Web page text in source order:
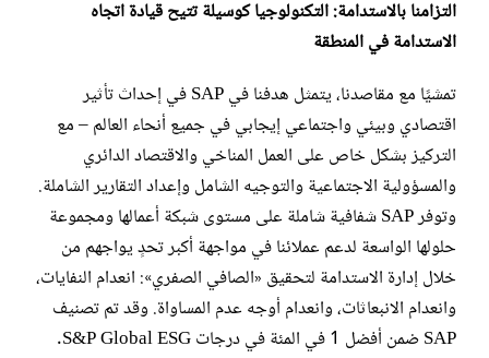
التزامنا بالاستدامة: التكنولوجيا كوسيلة تتيح قيادة اتجاه
الاستدامة في المنطقة
تمشيًا مع مقاصدنا، يتمثل هدفنا في SAP في إحداث تأثير
اقتصادي وبيئي واجتماعي إيجابي في جميع أنحاء العالم – مع
التركيز بشكل خاص على العمل المناخي والاقتصاد الدائري
والمسؤولية الاجتماعية والتوجيه الشامل وإعداد التقارير الشاملة.
وتوفر SAP شفافية شاملة على مستوى شبكة أعمالها ومجموعة
حلولها الواسعة لدعم عملائنا في مواجهة أكبر تحدٍ يواجهم من
خلال إدارة الاستدامة لتحقيق «الصافي الصفري»: انعدام النفايات،
وانعدام الانبعاثات، وانعدام أوجه عدم المساواة. وقد تم تصنيف
SAP ضمن أفضل 1 في المئة في درجات S&P Global ESG.